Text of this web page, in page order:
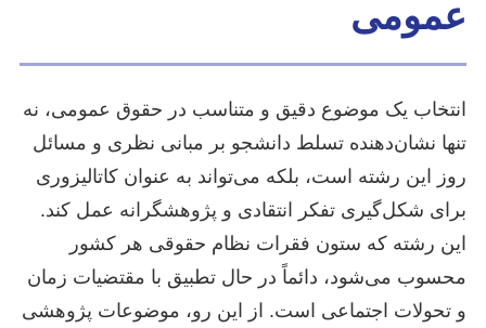
عمومی
انتخاب یک موضوع دقیق و متناسب در حقوق عمومی، نه
تنها نشان‌دهنده تسلط دانشجو بر مبانی نظری و مسائل
روز این رشته است، بلکه می‌تواند به عنوان کاتالیزوری
برای شکل‌گیری تفکر انتقادی و پژوهشگرانه عمل کند.
این رشته که ستون فقرات نظام حقوقی هر کشور
محسوب می‌شود، دائماً در حال تطبیق با مقتضیات زمان
و تحولات اجتماعی است. از این رو، موضوعات پژوهشی